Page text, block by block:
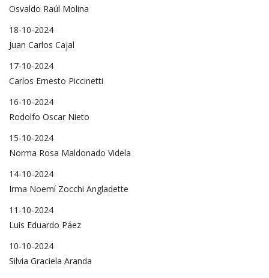
Osvaldo Raúl Molina
18-10-2024
Juan Carlos Cajal
17-10-2024
Carlos Ernesto Piccinetti
16-10-2024
Rodolfo Oscar Nieto
15-10-2024
Norma Rosa Maldonado Videla
14-10-2024
Irma Noemí Zocchi Angladette
11-10-2024
Luis Eduardo Páez
10-10-2024
Silvia Graciela Aranda